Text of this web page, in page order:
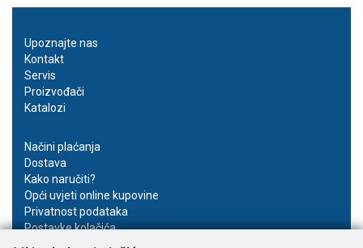
Upoznajte nas
Kontakt
Servis
Proizvođači
Katalozi
Načini plaćanja
Dostava
Kako naručiti?
Opći uvjeti online kupovine
Privatnost podataka
Postavke kolačića